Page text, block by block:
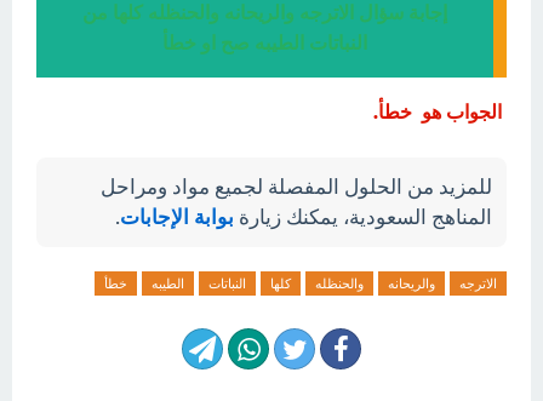
إجابة سؤال الاترجه والريحانه والحنظله كلها من
النباتات الطيبه صح او خطأ
الجواب هو خطأ.
للمزيد من الحلول المفصلة لجميع مواد ومراحل
المناهج السعودية، يمكنك زيارة بوابة الإجابات.
الاترجه والريحانه والحنظله كلها النباتات الطيبه خطأ